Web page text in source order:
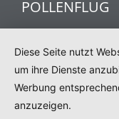
POLLENFLUG
Aktuelle
Diese Seite nutzt
um ihre Dienste
Werbung
anzuzeigen.